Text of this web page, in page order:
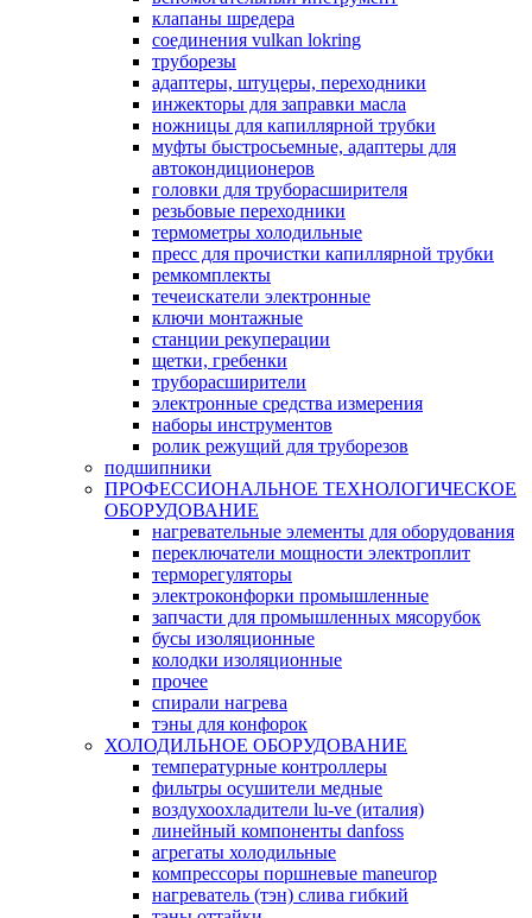
клапаны шредера
соединения vulkan lokring
труборезы
адаптеры, штуцеры, переходники
инжекторы для заправки масла
ножницы для капиллярной трубки
муфты быстросьемные, адаптеры для
автокондиционеров
головки для труборасширителя
резьбовые переходники
термометры холодильные
пресс для прочистки капиллярной трубки
ремкомплекты
течеискатели электронные
ключи монтажные
станции рекуперации
щетки, гребенки
труборасширители
электронные средства измерения
наборы инструментов
ролик режущий для труборезов
подшипники
ПРОФЕССИОНАЛЬНОЕ ТЕХНОЛОГИЧЕСКОЕ
ОБОРУДОВАНИЕ
нагревательные элементы для оборудования
переключатели мощности электроплит
терморегуляторы
электроконфорки промышленные
запчасти для промышленных мясорубок
бусы изоляционные
колодки изоляционные
прочее
спирали нагрева
тэны для конфорок
ХОЛОДИЛЬНОЕ ОБОРУДОВАНИЕ
температурные контроллеры
фильтры осушители медные
воздухоохладители lu-ve (италия)
линейный компоненты danfoss
агрегаты холодильные
компрессоры поршневые maneurop
нагреватель (тэн) слива гибкий